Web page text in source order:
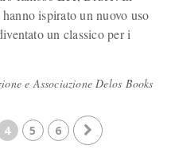
ispirato un nuovo uso
un classico per i
e Associazione Delos Books
4 5 6